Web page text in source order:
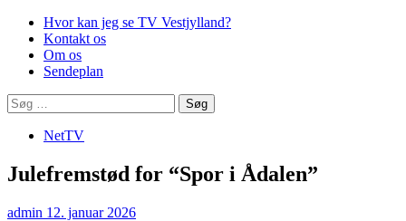
Hvor kan jeg se TV Vestjylland?
Kontakt os
Om os
Sendeplan
Søg
efter:
NetTV
Julefremstød for “Spor i Ådalen”
admin 12. januar 2026